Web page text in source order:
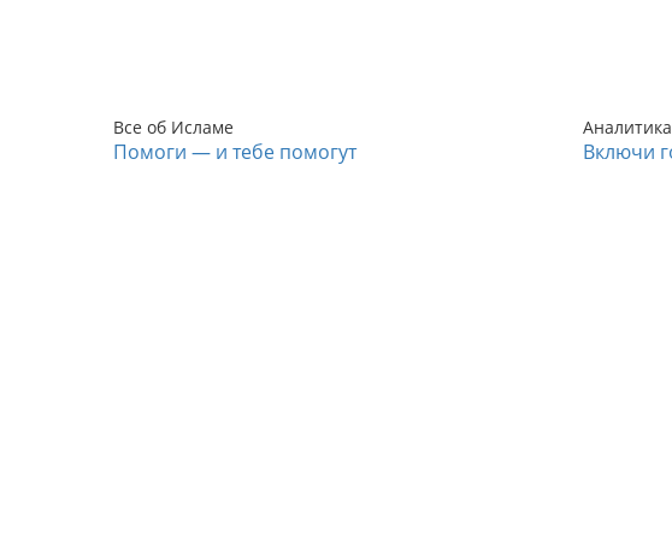
Все об Исламе
Помоги — и тебе помогут
Аналитика
Включи